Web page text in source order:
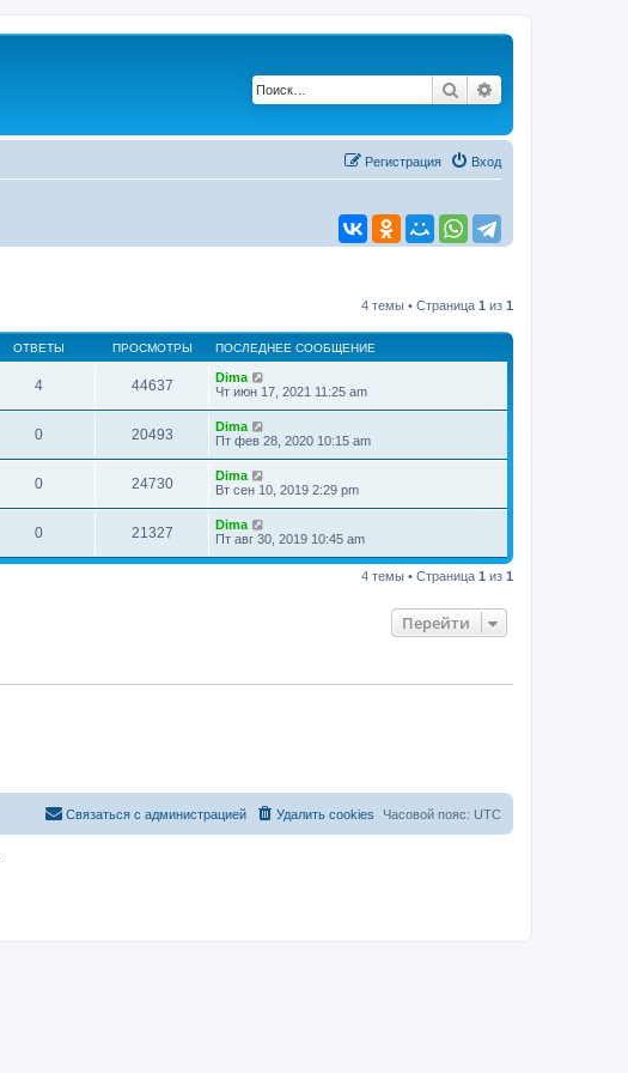
Поиск
Вход
Регистрация
4 темы • Страница 1 из 1
ОТВЕТЫ ПРОСМОТРЫ ПОСЛЕДНЕЕ СООБЩЕНИЕ
4 44637
Dima
Чт июн 17, 2021 11:25 am
0 20493
Dima
Пт фев 28, 2020 10:15 am
0 24730
Dima
Вт сен 10, 2019 2:29 pm
0 21327
Dima
Пт авг 30, 2019 10:45 am
4 темы • Страница 1 из 1
Перейти
Часовой пояс: UTC
Удалить cookies
Связаться с администрацией